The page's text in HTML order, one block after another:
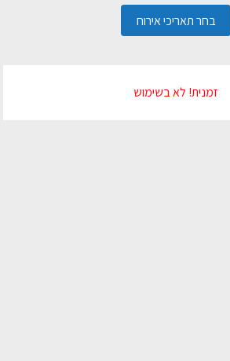
בחר תאריכי אירוח
זמנית! לא בשימוש